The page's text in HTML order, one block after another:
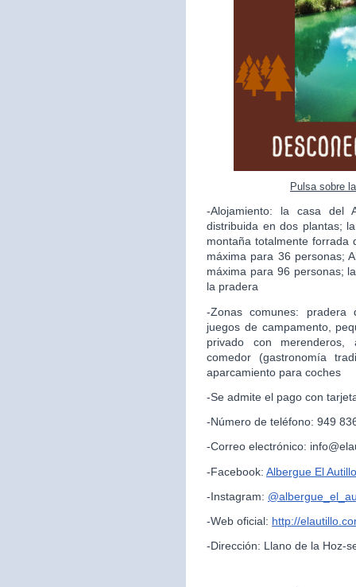
Pulsa sobre
-Alojamiento: la casa del
distribuida en dos plantas;
montaña totalmente forrada
máxima para 36 personas;
máxima para 96 personas;
la pradera
-Zonas comunes: pradera
juegos de campamento,
privado con merenderos,
comedor (gastronomía
aparcamiento para coches
-Se admite el pago con
-Número de teléfono: 949
-Correo electrónico:
-Facebook: Albergue El Autillo
-Instagram:
-Web oficial: http://
-Dirección: Llano de la Hoz-